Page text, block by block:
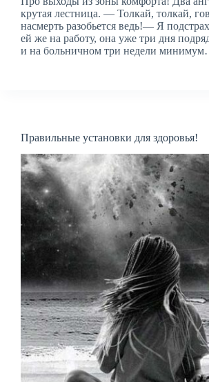
крутая лестница. — Толкай, толкай,
насмерть разобьется ведь!— Я
ей же на работу, она уже три дня
и на больничном три недели
Правильные установки для здоровья!